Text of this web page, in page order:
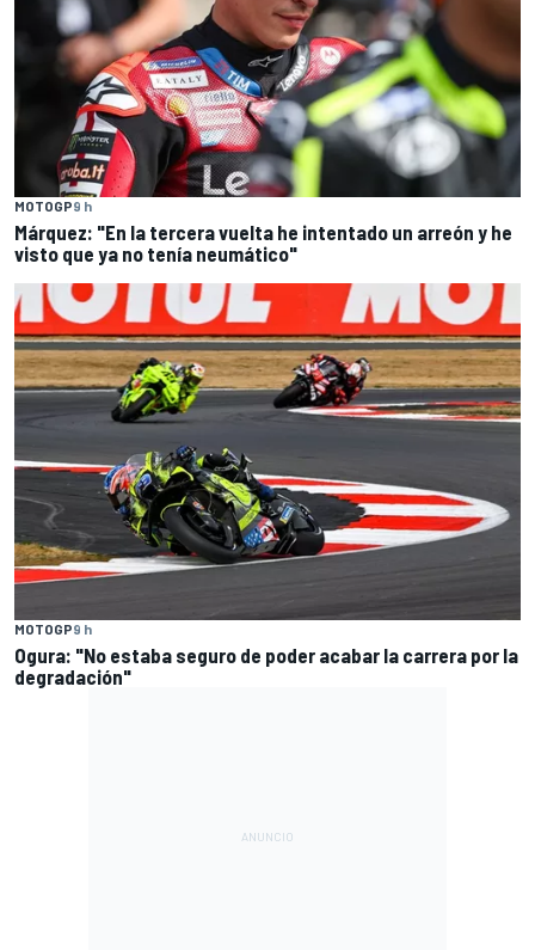
MOTOGP9 h
Márquez: "En la tercera vuelta he intentado un arreón y he
visto que ya no tenía neumático"
MOTOGP9 h
Ogura: "No estaba seguro de poder acabar la carrera por la
degradación"